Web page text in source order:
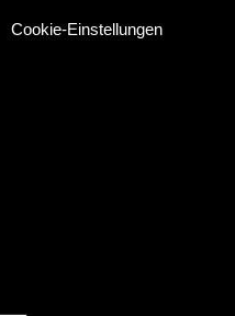
Cookie-Einstellungen